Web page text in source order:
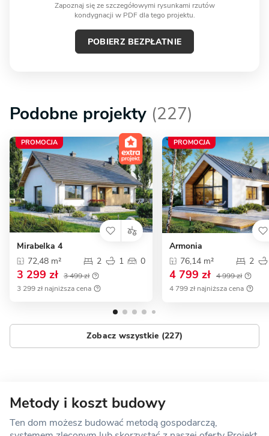
Zapoznaj się ze szczegółowymi rysunkami rzutów
kondygnacji w PDF dla tego projektu.
POBIERZ BEZPŁATNIE
Podobne projekty (227)
PROMOCJA
Mirabelka 4
72,48 m²
2 1 0
3 299 zł 3 499 zł
3 299 zł najniższa cena
PROMOCJA
Armonia
76,14 m²
2
4 799 zł 4 999 zł
4 799 zł najniższa cena
Zobacz wszystkie (227)
Metody i koszt budowy
Ten dom możesz budować metodą gospodarczą,